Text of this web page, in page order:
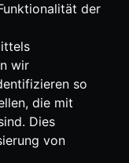
der
wir
so
die mit
Dies
von